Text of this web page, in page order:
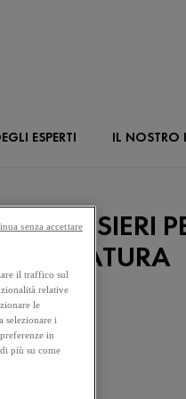
ESPERTI IL NOSTRO
E SIERI
PELLE MATURA
il traffico sul
relative
le
selezionare i
in
più su come
senza accettare